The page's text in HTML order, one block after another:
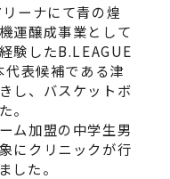
ーナにて青の煌
運醸成事業として
験したB.LEAGUE
表候補である津
し、バスケットボ
。
ム加盟の中学生男
にクリニックが行
した。